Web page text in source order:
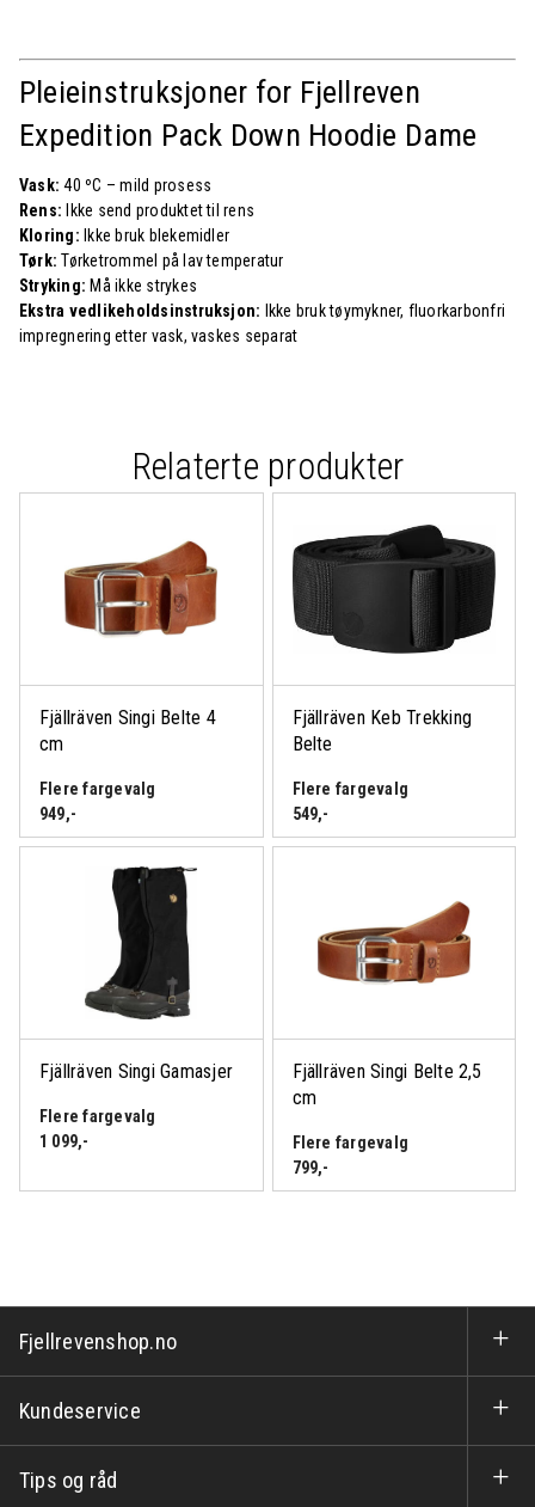
Pleieinstruksjoner for Fjellreven
Expedition Pack Down Hoodie Dame
Vask:40 ºC – mild prosess
Rens:
Ikke send produktet til rens
Kloring: Ikke bruk blekemidler
Tørk:Tørketrommel på lav temperatur
Stryking: Må ikke strykes
Ekstra vedlikeholdsinstruksjon:
Ikke bruk tøymykner, fluorkarbonfri
impregnering etter vask, vaskes separat
Relaterte produkter
Fjällräven Singi Belte 4
cm
Flere fargevalg
949,-
Fjällräven Keb Trekking
Belte
Flere fargevalg
549,-
Fjällräven Singi Gamasjer
Flere fargevalg
1 099,-
Fjällräven Singi Belte 2,5
cm
Flere fargevalg
799,-
Fjellrevenshop.no
Kundeservice
Tips og råd